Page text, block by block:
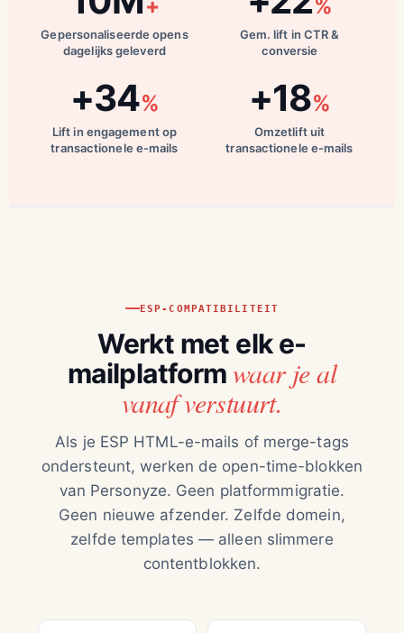
+
Gepersonaliseerde opens
dagelijks geleverd
%
Gem. lift in CTR &
conversie
+34%
Lift in engagement op
transactionele e-mails
+18%
Omzetlift uit
transactionele e-mails
ESP-COMPATIBILITEIT
Werkt met elk e-
mailplatformwaar je al
vanaf verstuurt.
Als je ESP HTML-e-mails of merge-tags
ondersteunt, werken de open-time-blokken
van Personyze. Geen platformmigratie.
Geen nieuwe afzender. Zelfde domein,
zelfde templates — alleen slimmere
contentblokken.